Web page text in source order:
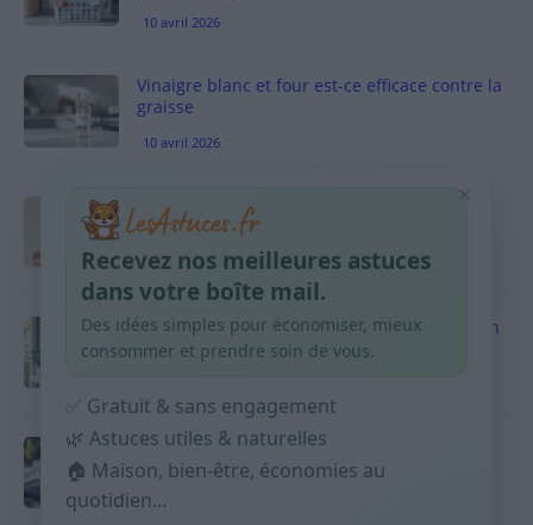
10 avril 2026
Vinaigre blanc et four est-ce efficace contre la
graisse
10 avril 2026
Taches pigmentaires : routine simple +
habitudes qui aident
9 avril 2026
Produits ménagers : comment économiser en
courses sans acheter 10 sprays
Budget mensuel : méthode rapide pour
répartir son salaire dès le jour de paie
9 avril 2026
×
Recevez nos meilleures astuces
dans votre boîte mail.
Des idées simples pour économiser, mieux
consommer et prendre soin de vous.
✅ Gratuit & sans engagement
🌿 Astuces utiles & naturelles
🏠 Maison, bien-être, économies au
quotidien...